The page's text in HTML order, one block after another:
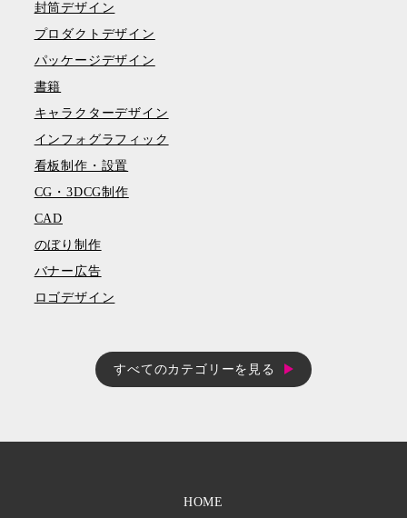
封筒デザイン
プロダクトデザイン
パッケージデザイン
書籍
キャラクターデザイン
インフォグラフィック
看板制作・設置
CG・3DCG制作
CAD
のぼり制作
バナー広告
ロゴデザイン
すべてのカテゴリーを見る
HOME